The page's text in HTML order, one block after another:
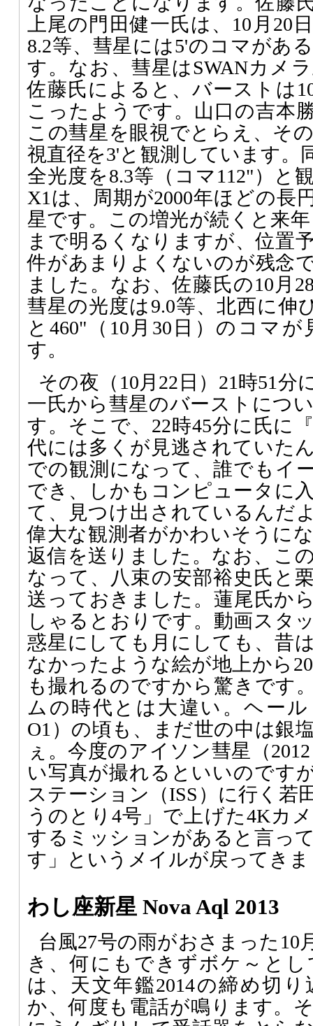
上尾の門田健一氏は、10月20
8.2等、彗星には5'のコマがあ
す。なお、彗星はSWANカメ
佐藤氏によると、バーストは
こったようです。山口の吉本
この彗星を眼視でとらえ、そ
視直径を3'と観測しています。
全光度を8.3等（コマ112"）と
X1は、周期が2000年ほどの長
星です。この増光が続くと来
まで明るくなりますが、位置
件があまりよくないのが残念
ました。なお、佐藤氏の10月
彗星の光度は9.0等、北西に伸
と460"（10月30日）のコマ
す。
その夜（10月22日）21時51分
一氏から彗星のバーストにつ
す。そこで、22時45分に氏に
代には多くが見逃されていた
での観測になって、誰でもイ
でき、しかもコンピュータに
て、見つけ出されているんだ
偉大な観測者がかわいそうに
返信を送りました。なお、こ
なって、八束の安部裕史氏と
送っておきました。蓮尾氏か
しゃるとおりです。動画スタ
惑星にしても月にしても、昔
なかったような絵が地上から
も撮れるのですから驚きです
ムの時代とは大違い。ヘール
O1）の頃も、まだ世の中は銀
ぇ。今度のアイソン彗星（
い写真が撮れるといいので
ステーション（ISS）に行く若
うのとり4号」で上げた4Kカ
するミッションがあると言っ
す」というメイルが戻ってき
わし座新星 Nova Aql 2013
台風27号の雨がおさまった10
き、何にもできずボケ～と
は、天文年鑑2014の締め切
か、何度も電話が鳴ります。